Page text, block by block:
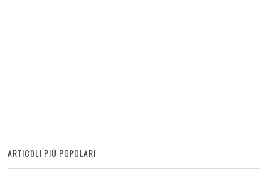
ARTICOLI PIÚ POPOLARI